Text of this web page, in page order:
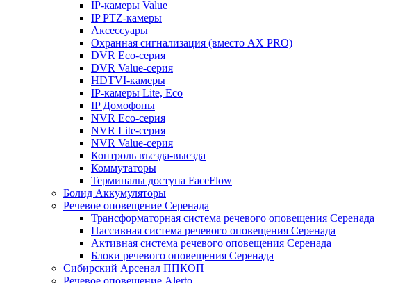
IP-камеры Value
IP PTZ-камеры
Аксессуары
Охранная сигнализация (вместо AX PRO)
DVR Eco-серия
DVR Value-серия
HDTVI-камеры
IP-камеры Lite, Eco
IP Домофоны
NVR Eco-серия
NVR Lite-серия
NVR Value-серия
Контроль въезда-выезда
Коммутаторы
Терминалы доступа FaceFlow
Болид Аккумуляторы
Речевое оповещение Серенада
Трансформаторная система речевого оповещения Серенада
Пассивная система речевого оповещения Серенада
Активная система речевого оповещения Серенада
Блоки речевого оповещения Серенада
Сибирский Арсенал ППКОП
Речевое оповещение Alerto